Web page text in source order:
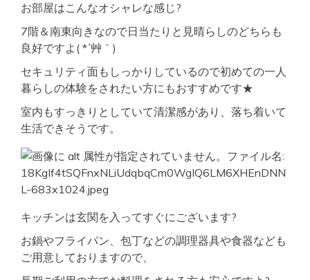
お部屋はこんなオシャレな感じ?
7階＆南東向きなので日当たりと見晴らしのどちらも
良好ですよ( *´艸｀)
セキュリティ面もしっかりしているので初めての一人
暮らしの体験をされたい方にもおすすめです★
室内もすっきりとしていて清潔感があり、落ち着いて
生活できそうです。
キッチンは玄関を入ってすぐにございます?
お鍋やフライパン、包丁などの調理器具や食器なども
ご用意しておりますので、